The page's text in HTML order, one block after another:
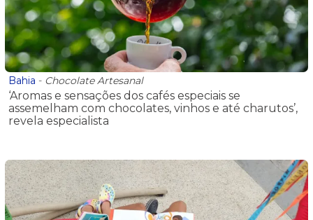
Bahia - Chocolate Artesanal
‘Aromas e sensações dos cafés especiais se
assemelham com chocolates, vinhos e até charutos’,
revela especialista